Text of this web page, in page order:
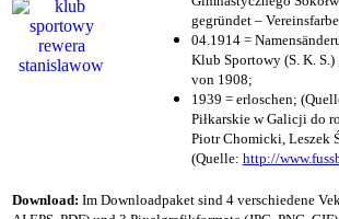
gegründet –
04.1914 =
Klub Sportowy (S. K. S.)
von 1908;
1939 = erloschen;
Piłkarskie w Galicji do
Piotr Chomicki, Leszek
(Quelle: http://
Download: Im Downloadpaket sind 4 verschiedene